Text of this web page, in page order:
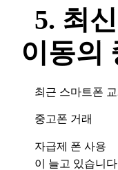
5. 최
이동의
최근 스마트폰
중고폰 거래
자급제 폰 사용
이 늘고 있습니